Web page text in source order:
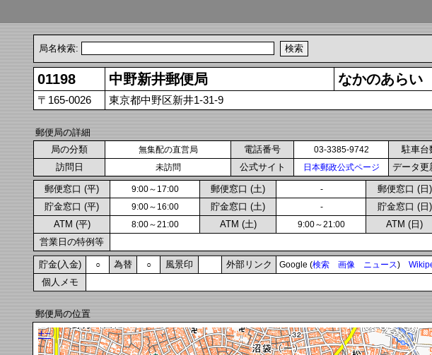
局名検索:
01198 中野新井郵便局 なかのあらい
〒165-0026 東京都中野区新井1-31-9
郵便局の詳細
局の分類
無集配の直営局 電話番号 03-3385-9742 駐車台
訪問日 未訪問 公式サイト 日本郵政公式ページ データ更
郵便窓口 (平) 9:00～17:00 郵便窓口 (土) - 郵便窓口 (日)
貯金窓口 (平) 9:00～16:00 貯金窓口 (土) - 貯金窓口 (日)
ATM (平) 8:00～21:00 ATM (土) 9:00～21:00 ATM (日)
営業日の特例等
貯金(入金) ○ 為替 ○ 風景印 外部リンク Google (検索 画像 ニュース)
個人メモ
郵便局の位置